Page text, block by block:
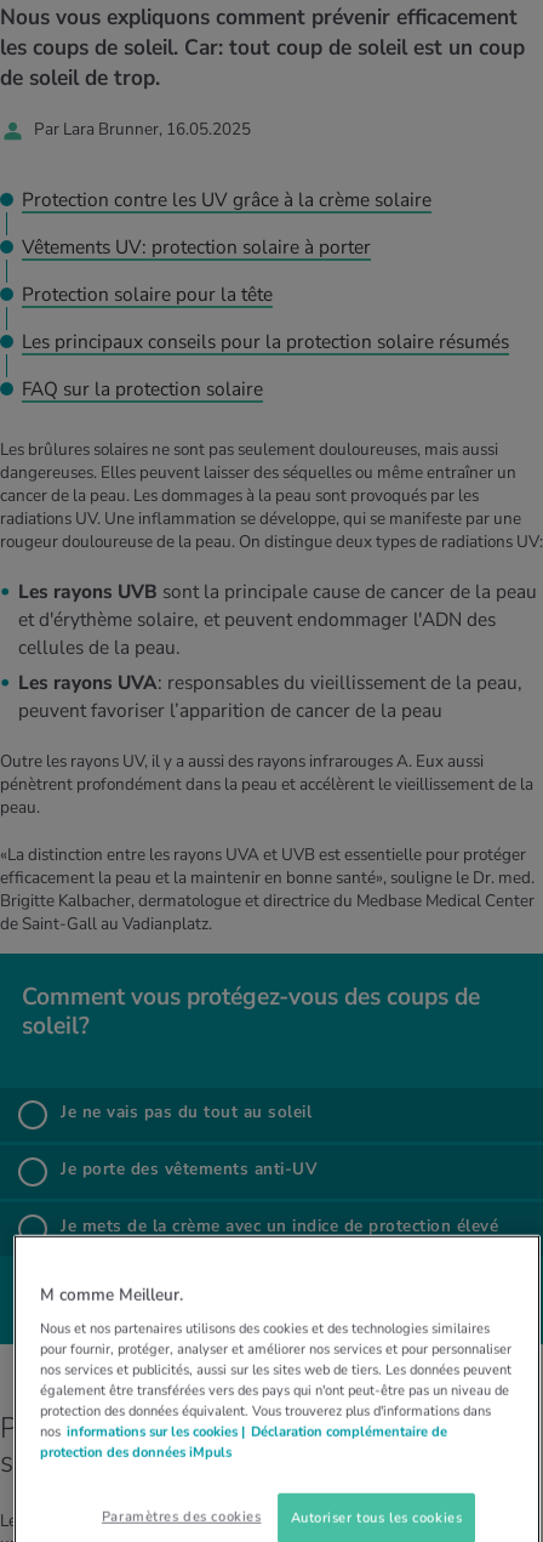
et intolérances
ACTUELS DANS LE DOMAINE ALIMENTATION
Calculez votre besoin en calories
d’hiver
Calculer la consommation de calories
Course & Jogging
au quotidien
Travail et santé
Détente active
médical
ACTUELS DANS LE DOMAINE MÉDECINE
Douleurs nerveuses
ACTUELS DANS LE DOMAINE SERVICE
Offres
Tool, test et quiz
Nous vous expliquons comment prévenir efficacement
les coups de soleil. Car: tout coup de soleil est un coup
de soleil de trop.
Par Lara Brunner, 16.05.2025
Protection contre les UV grâce à la crème solaire
Vêtements UV: protection solaire à porter
Protection solaire pour la tête
Les principaux conseils pour la protection solaire résumés
FAQ sur la protection solaire
Com­ment vous pro­té­gez-vous des coups de
soleil?
Je ne vais pas du tout au soleil
Je porte des vête­ments anti-UV
Je mets de la crème avec un indice de pro­tec­tion élevé
Com­ment vous pro­té­gez-vous des coups de soleil?
Les brûlures solaires ne sont pas seulement douloureuses, mais aussi
dangereuses. Elles peuvent laisser des séquelles ou même entraîner un
cancer de la peau. Les dommages à la peau sont provoqués par les
radiations UV. Une inflammation se développe, qui se manifeste par une
rougeur douloureuse de la peau. On distingue deux types de radiations UV:
Les rayons UVB sont la principale cause de cancer de la peau
et d'érythème solaire, et peuvent endommager l'ADN des
cellules de la peau.
Les rayons UVA: responsables du vieillissement de la peau,
peuvent favoriser l’apparition de cancer de la peau
Outre les rayons UV, il y a aussi des rayons infrarouges A. Eux aussi
pénètrent profondément dans la peau et accélèrent le vieillissement de la
peau.
«La distinction entre les rayons UVA et UVB est essentielle pour protéger
efficacement la peau et la maintenir en bonne santé», souligne le Dr. med.
Brigitte Kalbacher, dermatologue et directrice du Medbase Medical Center
de Saint-Gall au Vadianplatz.
Protection contre les UV grâce à la crème
solaire
Le produit de protection solaire le plus connu est la crème solaire. Elle offre
M comme Meilleur.
Nous et nos partenaires utilisons des cookies et des technologies similaires
pour fournir, protéger, analyser et améliorer nos services et pour personnaliser
nos services et publicités, aussi sur les sites web de tiers. Les données peuvent
également être transférées vers des pays qui n'ont peut-être pas un niveau de
protection des données équivalent. Vous trouverez plus d'informations dans
nos informations sur les cookies | Déclaration complémentaire de
protection des données iMpuls
Paramètres des cookies Autoriser tous les cookies